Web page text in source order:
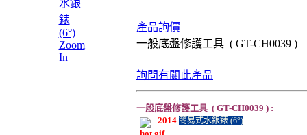
Zoom
In
產品詢價
一般底盤修護工具 ( GT-CH0039 )
詢問有關此產品
一般底盤修護工具 ( GT-CH0039 ) :
2014 簡易式水銀錶 (6°)